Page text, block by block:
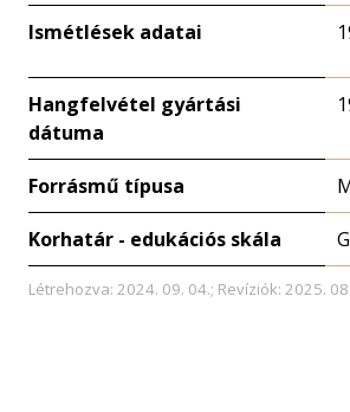
Ismétlések adatai
Hangfelvétel gyártási
dátuma
Forrásmű típusa
Korhatár - edukációs skála
Létrehozva: 2024. 09. 04.; Revíziók: 2025.